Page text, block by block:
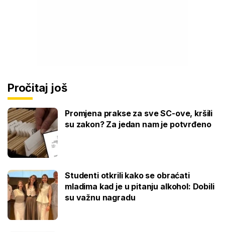
Pročitaj još
Promjena prakse za sve SC-ove, kršili
su zakon? Za jedan nam je potvrđeno
Studenti otkrili kako se obraćati
mladima kad je u pitanju alkohol: Dobili
su važnu nagradu